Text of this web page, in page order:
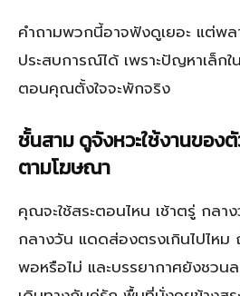
คำถามพวกนี้อาจฟังดูเยอะ แต่พ
ประสบการณ์ได้ เพราะปัญหาเล็ก
ตอนคุณตั้งใจจะพักจริง
ชั้นสาม ดูจังหวะใช้งานของตั
ตามโฆษณา
คุณจะใช้สระตอนไหน เช้าตรู่ กล
กลางวัน แดดส่องตรงเกินไปไหม
พอหรือไม่ และบรรยากาศยังชวน